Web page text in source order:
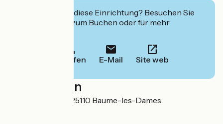
Interessiert Sie diese Einrichtung? Besuchen Sie
deren Website zum Buchen oder für mehr
Anrufen E-Mail Site web
Localisation
10 Place de la Loi 25110 Baume-les-Dames